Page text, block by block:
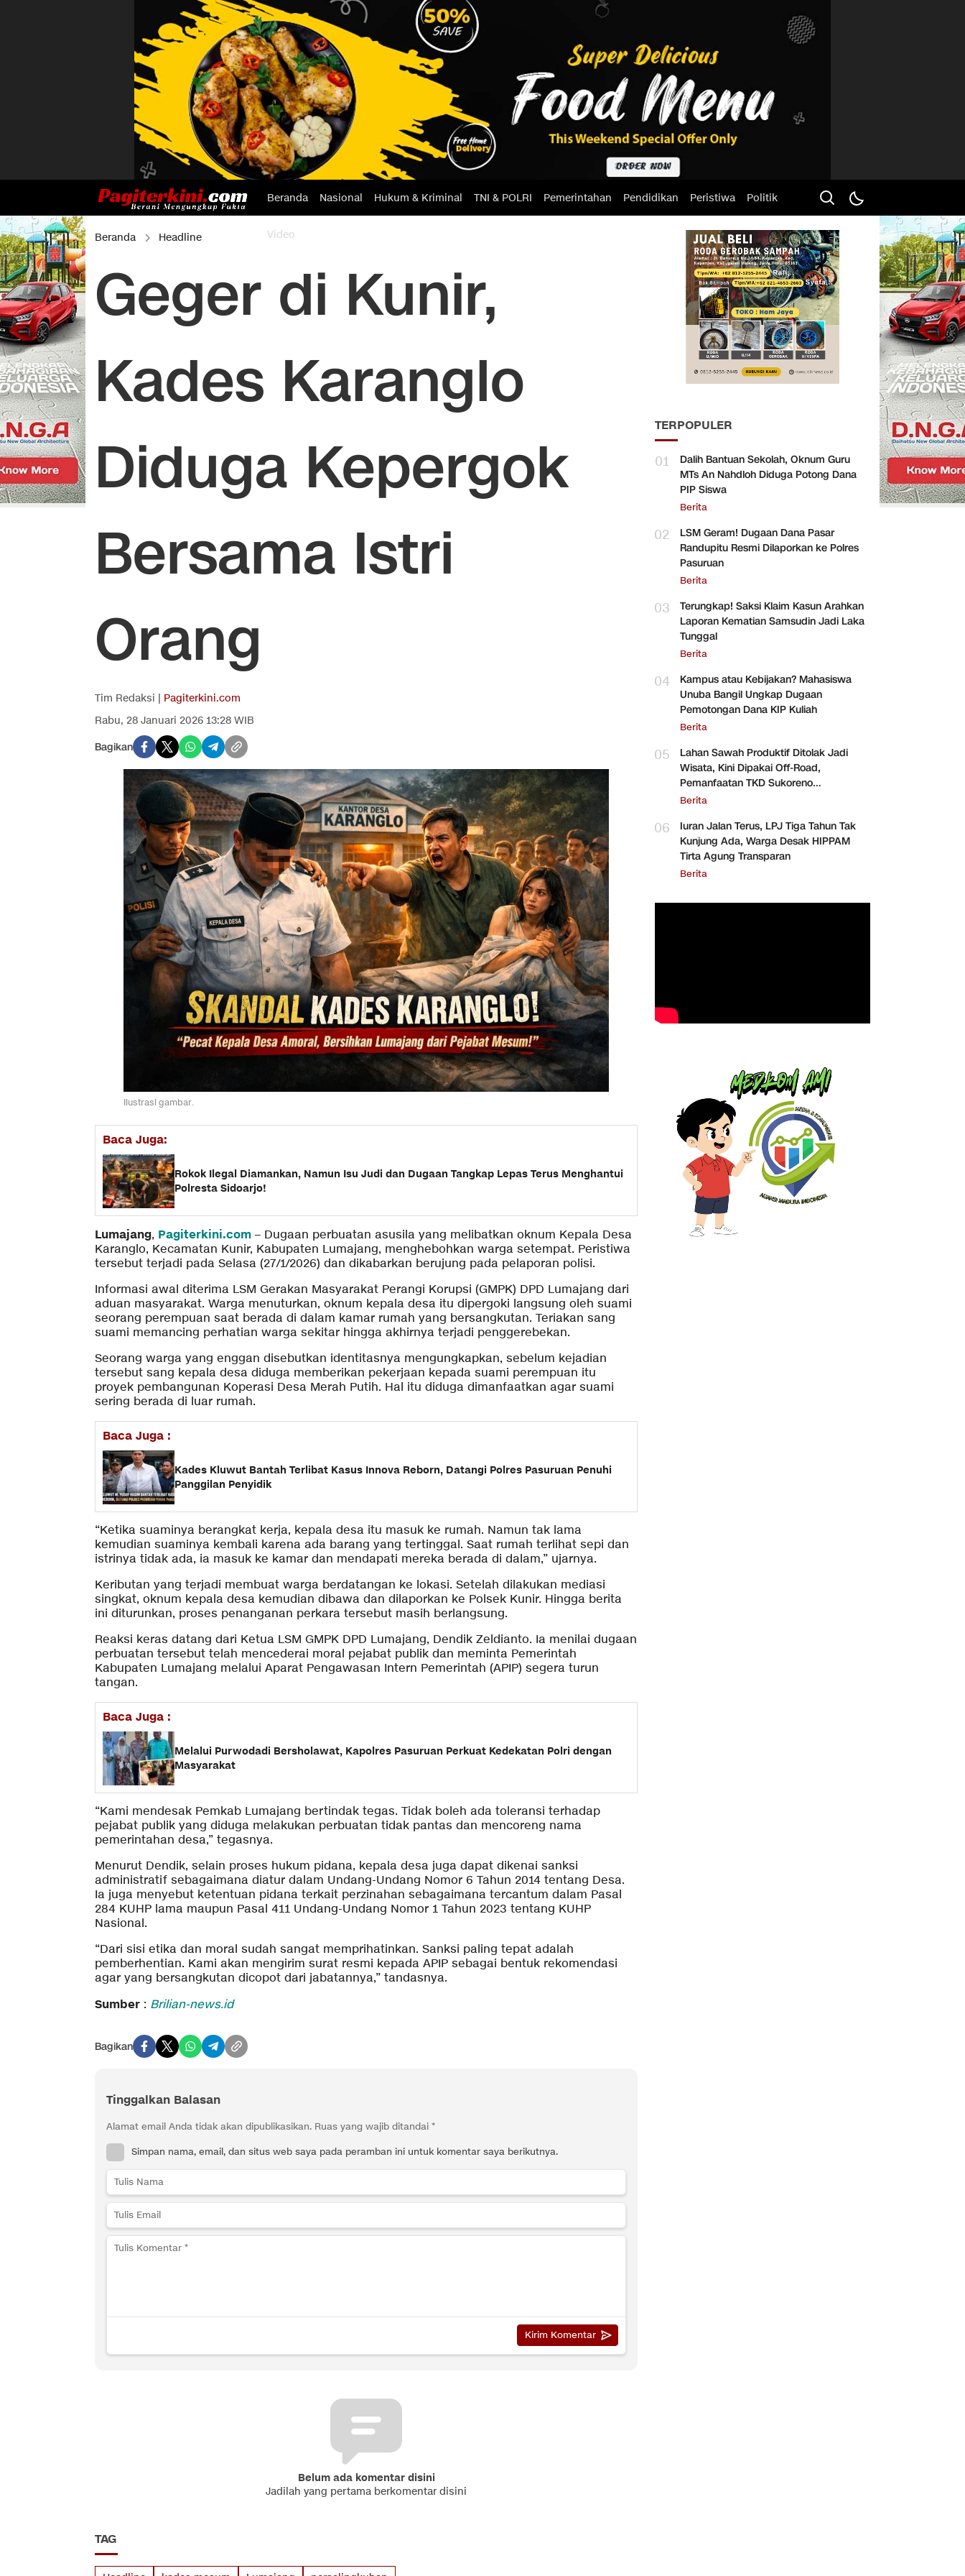
Beranda Nasional Hukum & Kriminal TNI & POLRI Pemerintahan Pendidikan Peristiwa Politik
Video
Beranda Headline
Geger di Kunir,
Kades Karanglo
Diduga Kepergok
Bersama Istri
Orang
Tim Redaksi | Pagiterkini.com
Rabu, 28 Januari 2026 13:28 WIB
Bagikan
Ilustrasi gambar.
Baca Juga:
Rokok Ilegal Diamankan, Namun Isu Judi dan Dugaan Tangkap Lepas Terus Menghantui
Polresta Sidoarjo!
Lumajang, Pagiterkini.com – Dugaan perbuatan asusila yang melibatkan oknum Kepala Desa
Karanglo, Kecamatan Kunir, Kabupaten Lumajang, menghebohkan warga setempat. Peristiwa
tersebut terjadi pada Selasa (27/1/2026) dan dikabarkan berujung pada pelaporan polisi.
Informasi awal diterima LSM Gerakan Masyarakat Perangi Korupsi (GMPK) DPD Lumajang dari
aduan masyarakat. Warga menuturkan, oknum kepala desa itu dipergoki langsung oleh suami
seorang perempuan saat berada di dalam kamar rumah yang bersangkutan. Teriakan sang
suami memancing perhatian warga sekitar hingga akhirnya terjadi penggerebekan.
Seorang warga yang enggan disebutkan identitasnya mengungkapkan, sebelum kejadian
tersebut sang kepala desa diduga memberikan pekerjaan kepada suami perempuan itu
proyek pembangunan Koperasi Desa Merah Putih. Hal itu diduga dimanfaatkan agar suami
sering berada di luar rumah.
Baca Juga :
Kades Kluwut Bantah Terlibat Kasus Innova Reborn, Datangi Polres Pasuruan Penuhi
Panggilan Penyidik
“Ketika suaminya berangkat kerja, kepala desa itu masuk ke rumah. Namun tak lama
kemudian suaminya kembali karena ada barang yang tertinggal. Saat rumah terlihat sepi dan
istrinya tidak ada, ia masuk ke kamar dan mendapati mereka berada di dalam,” ujarnya.
Keributan yang terjadi membuat warga berdatangan ke lokasi. Setelah dilakukan mediasi
singkat, oknum kepala desa kemudian dibawa dan dilaporkan ke Polsek Kunir. Hingga berita
ini diturunkan, proses penanganan perkara tersebut masih berlangsung.
Reaksi keras datang dari Ketua LSM GMPK DPD Lumajang, Dendik Zeldianto. Ia menilai dugaan
perbuatan tersebut telah mencederai moral pejabat publik dan meminta Pemerintah
Kabupaten Lumajang melalui Aparat Pengawasan Intern Pemerintah (APIP) segera turun
tangan.
Baca Juga :
Melalui Purwodadi Bersholawat, Kapolres Pasuruan Perkuat Kedekatan Polri dengan
Masyarakat
“Kami mendesak Pemkab Lumajang bertindak tegas. Tidak boleh ada toleransi terhadap
pejabat publik yang diduga melakukan perbuatan tidak pantas dan mencoreng nama
pemerintahan desa,” tegasnya.
Menurut Dendik, selain proses hukum pidana, kepala desa juga dapat dikenai sanksi
administratif sebagaimana diatur dalam Undang-Undang Nomor 6 Tahun 2014 tentang Desa.
Ia juga menyebut ketentuan pidana terkait perzinahan sebagaimana tercantum dalam Pasal
284 KUHP lama maupun Pasal 411 Undang-Undang Nomor 1 Tahun 2023 tentang KUHP
Nasional.
“Dari sisi etika dan moral sudah sangat memprihatinkan. Sanksi paling tepat adalah
pemberhentian. Kami akan mengirim surat resmi kepada APIP sebagai bentuk rekomendasi
agar yang bersangkutan dicopot dari jabatannya,” tandasnya.
Sumber : Brilian-news.id
Bagikan
Tinggalkan Balasan
Alamat email Anda tidak akan dipublikasikan. Ruas yang wajib ditandai *
Simpan nama, email, dan situs web saya pada peramban ini untuk komentar saya berikutnya.
Belum ada komentar disini
Jadilah yang pertama berkomentar disini
TAG
TERPOPULER
01
Dalih Bantuan Sekolah, Oknum Guru
MTs An Nahdloh Diduga Potong Dana
PIP Siswa
Berita
02
LSM Geram! Dugaan Dana Pasar
Randupitu Resmi Dilaporkan ke Polres
Pasuruan
Berita
03
Terungkap! Saksi Klaim Kasun Arahkan
Laporan Kematian Samsudin Jadi Laka
Tunggal
Berita
04
Kampus atau Kebijakan? Mahasiswa
Unuba Bangil Ungkap Dugaan
Pemotongan Dana KIP Kuliah
Berita
05
Lahan Sawah Produktif Ditolak Jadi
Wisata, Kini Dipakai Off-Road,
Pemanfaatan TKD Sukoreno
Dipertanyakan
Berita
06
Iuran Jalan Terus, LPJ Tiga Tahun Tak
Kunjung Ada, Warga Desak HIPPAM
Tirta Agung Transparan
Berita